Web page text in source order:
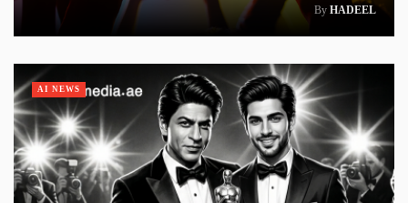
By HADEEL
AI NEWS